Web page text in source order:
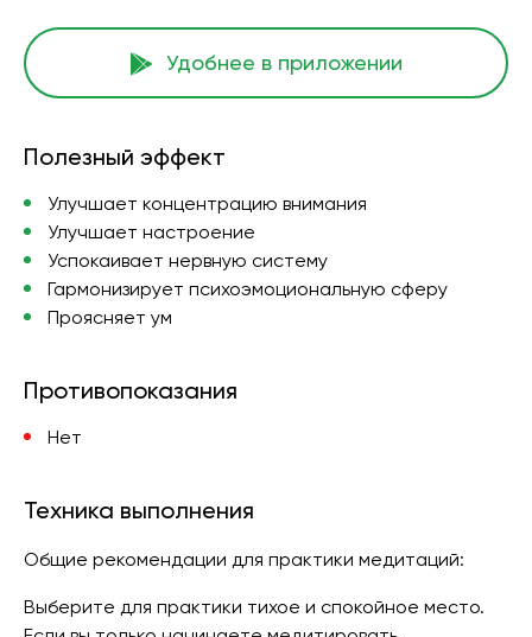
Удобнее в приложении
Полезный эффект
Улучшает концентрацию внимания
Улучшает настроение
Успокаивает нервную систему
Гармонизирует психоэмоциональную сферу
Проясняет ум
Противопоказания
Нет
Техника выполнения
Общие рекомендации для практики медитаций:
Выберите для практики тихое и спокойное место.